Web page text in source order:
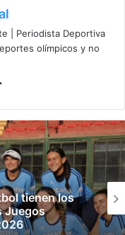
| Periodista Deportiva
olímpicos y no
TikTok
campeón
slalom